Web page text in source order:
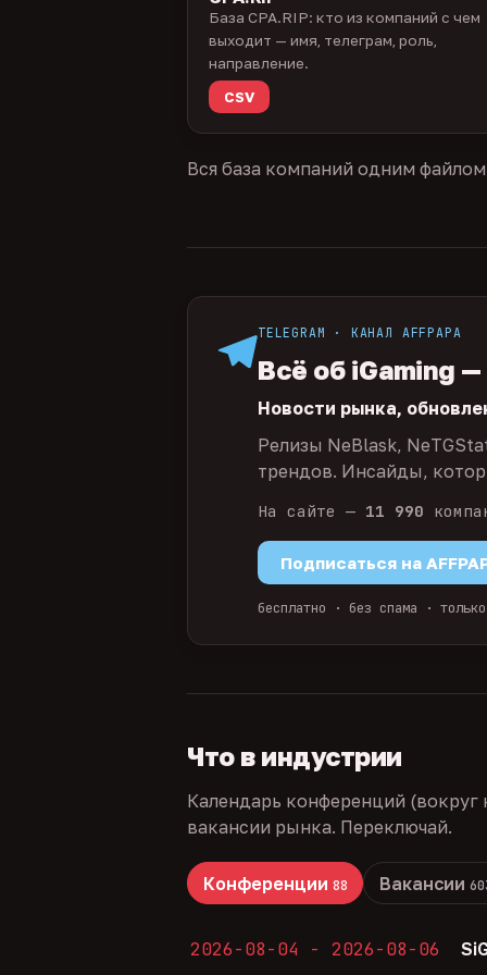
База CPA.RIP: кто из компаний с чем
выходит — имя, телеграм, роль,
направление.
CSV
Вся база компаний одним
TELEGRAM · КАНАЛ AFFPAPA
Всё об iGaming
Новости рынка,
Релизы NeBlask,
трендов. Инсайды,
На сайте — 11 990
Подписаться на
бесплатно · без спама ·
Что в индустрии
Календарь конференций
вакансии рынка. Переключай.
Конференции 88 Вакансии
2026-08-04 - 2026-08-06